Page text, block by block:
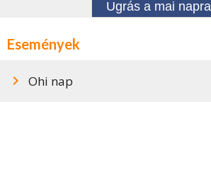
Ugrás a mai napra
Események
Ohi nap